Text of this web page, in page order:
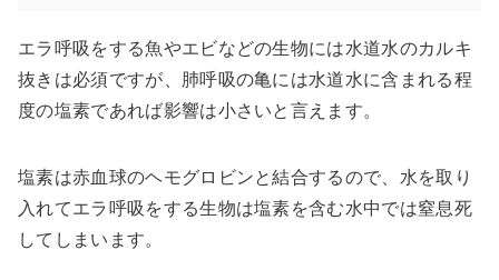
エラ呼吸をする魚やエビなどの生物には水道水のカルキ
抜きは必須ですが、肺呼吸の亀には水道水に含まれる程
度の塩素であれば影響は小さいと言えます。
塩素は赤血球のヘモグロビンと結合するので、水を取り
入れてエラ呼吸をする生物は塩素を含む水中では窒息死
してしまいます。